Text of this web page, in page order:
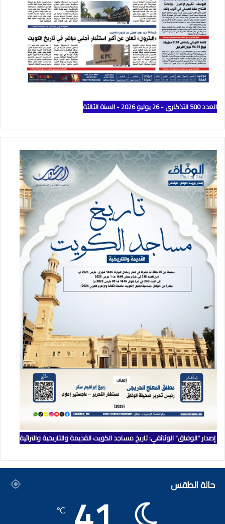
العدد 500 التذكاري - 26 يوليو 2026 - السنة الثالثة
إصدار "الوفاق" الوثائقي: تاريخ مساجد الكويت القديمة والتاريخية والتراثية
حالة الطقس
℃